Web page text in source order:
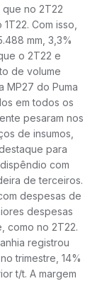
no 2T22
Com isso,
mm, 3,3%
o 2T22 e
de volume
MP27 do Puma
em todos os
pesaram nos
de insumos,
para
com
de terceiros.
despesas de
despesas
como no 2T22.
registrou
trimestre, 14%
t/t. A margem